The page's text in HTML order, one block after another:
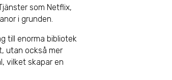
som Netflix,
i grunden.
till enorma bibliotek
utan också mer
vilket skapar en